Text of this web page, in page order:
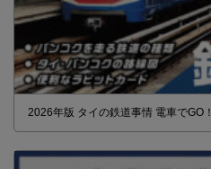
2026年版 タイの鉄道事情 電車でGO！